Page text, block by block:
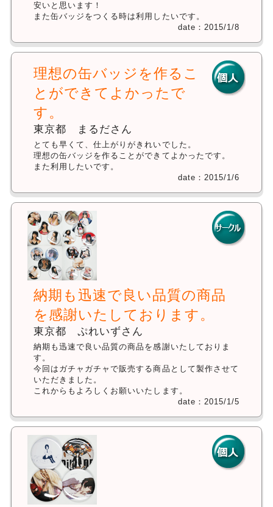
安いと思います！
また缶バッジをつくる時は利用したいです。
date：2015/1/8
理想の缶バッジを作るこ
とができてよかったで
す。
東京都 まるださん
とても早くて、仕上がりがきれいでした。
理想の缶バッジを作ることができてよかったです。
また利用したいです。
date：2015/1/6
納期も迅速で良い品質の商品
を感謝いたしております。
東京都 ぷれいずさん
納期も迅速で良い品質の商品を感謝いたしておりま
す。
今回はガチャガチャで販売する商品として製作させて
いただきました。
これからもよろしくお願いいたします。
date：2015/1/5